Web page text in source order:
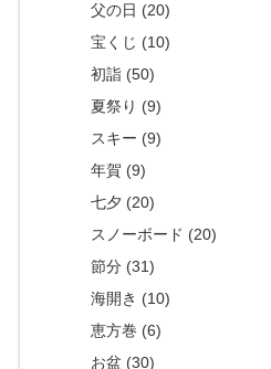
父の日 (20)
宝くじ (10)
初詣 (50)
夏祭り (9)
スキー (9)
年賀 (9)
七夕 (20)
スノーボード (20)
節分 (31)
海開き (10)
恵方巻 (6)
お盆 (30)